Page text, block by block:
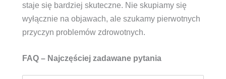
staje się bardziej skuteczne. Nie skupiamy się
wyłącznie na objawach, ale szukamy pierwotnych
przyczyn problemów zdrowotnych.
FAQ – Najczęściej zadawane pytania